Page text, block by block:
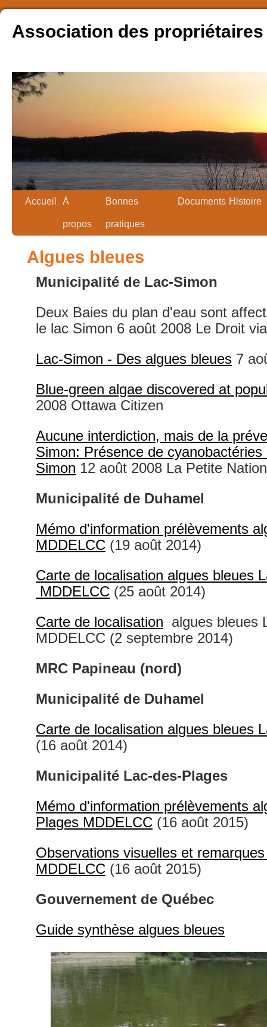
Association des
Accueil À
propos
Bonnes
pratiques
Documents Histoire
Algues bleues
Municipalité de Lac-Simon
Deux Baies du plan d'eau sont
le lac Simon 6 août 2008 Le Droit
Lac-Simon - Des algues bleues 7
Blue-green algae discovered at
2008 Ottawa Citizen
Aucune interdiction, mais de la
Simon: Présence de
Simon 12 août 2008 La Petite Nation
Municipalité de Duhamel
Mémo d'information prélèvements
MDDELCC (19 août 2014)
Carte de localisation algues bleues
MDDELCC (25 août 2014)
Carte de localisation algues bleues
MDDELCC (2 septembre 2014)
MRC Papineau (nord)
Municipalité de Duhamel
Carte de localisation algues bleues
(16 août 2014)
Municipalité Lac-des-Plages
Mémo d'information prélèvements
Plages MDDELCC (16 août 2015)
Observations visuelles et
MDDELCC (16 août 2015)
Gouvernement de Québec
Guide synthèse algues bleues